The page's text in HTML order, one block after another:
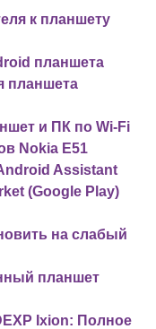
к планшету
планшета
планшета
и ПК по Wi-Fi
Nokia E51
Assistant
(Google Play)
на слабый
планшет
Ixion: Полное